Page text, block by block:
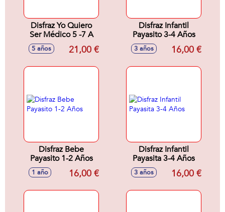
Disfraz Yo Quiero
Ser Médico 5 -7 A
5 años 21,00 €
Disfraz Infantil
Payasito 3-4 Años
3 años 16,00 €
Disfraz Bebe
Payasito 1-2 Años
1 año 16,00 €
Disfraz Infantil
Payasita 3-4 Años
3 años 16,00 €